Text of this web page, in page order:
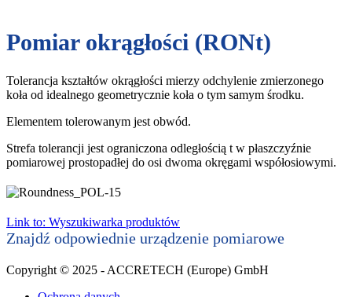
Pomiar okrągłości (RONt)
Tolerancja kształtów okrągłości mierzy odchylenie zmierzonego
koła od idealnego geometrycznie koła o tym samym środku.
Elementem tolerowanym jest obwód.
Strefa tolerancji jest ograniczona odległością t w płaszczyźnie
pomiarowej prostopadłej do osi dwoma okręgami współosiowymi.
Link to: Wyszukiwarka produktów
Znajdź odpowiednie urządzenie pomiarowe
Copyright © 2025 - ACCRETECH (Europe) GmbH